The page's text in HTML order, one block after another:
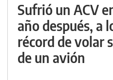
Sufrió un ACV
año después, a
récord de volar
de un avión